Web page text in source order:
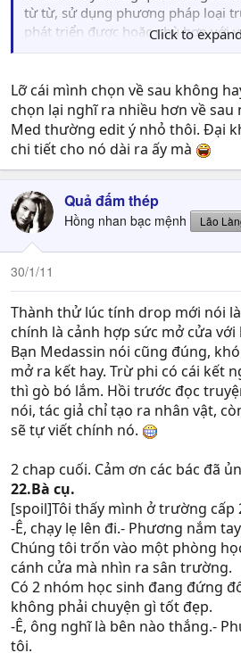
từ từ, sử dụng phương pháp loại
phát triển được hoặc phù hợp với
Click to
Lỡ cái mình chọn về sau không
chọn lại nghĩ ra nhiều hơn về sau
Med thường edit ý nhỏ thôi. Đại
chi tiết cho nó dài ra ấy mà
Quả đấm thép
Hồng nhan bạc mệnh Lão
30/1/11
Thành thử lúc tính drop mới nói
chính là cảnh hợp sức mở cửa với
Bạn Medassin nói cũng đúng,
mở ra kết hay. Trừ phi có cái kết
thì gò bó lắm. Hồi trước đọc
nói, tác giả chỉ tạo ra nhân vật,
sẽ tự viết chính nó.
2 chap cuối. Cảm ơn các bác đã
22.Bà cụ.
[spoil]Tôi thấy mình ở trường cấp
-Ê, chạy lẹ lên đi.- Phương nắm
Chúng tôi trốn vào một phòng
cánh cửa mà nhìn ra sân trường.
Có 2 nhóm học sinh đang đứng
không phải chuyện gì tốt đẹp.
-Ê, ông nghĩ là bên nào thắng.-
tôi.